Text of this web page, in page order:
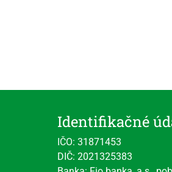
Identifikačné
IČO: 31871453
DIČ: 2021325383